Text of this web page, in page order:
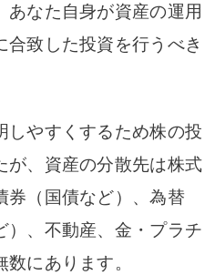
あなた自身が資産の運用
合致した投資を行うべき
やすくするため株の投
が、資産の分散先は株式
券（国債など）、為替
）、不動産、金・プラチ
にあります。